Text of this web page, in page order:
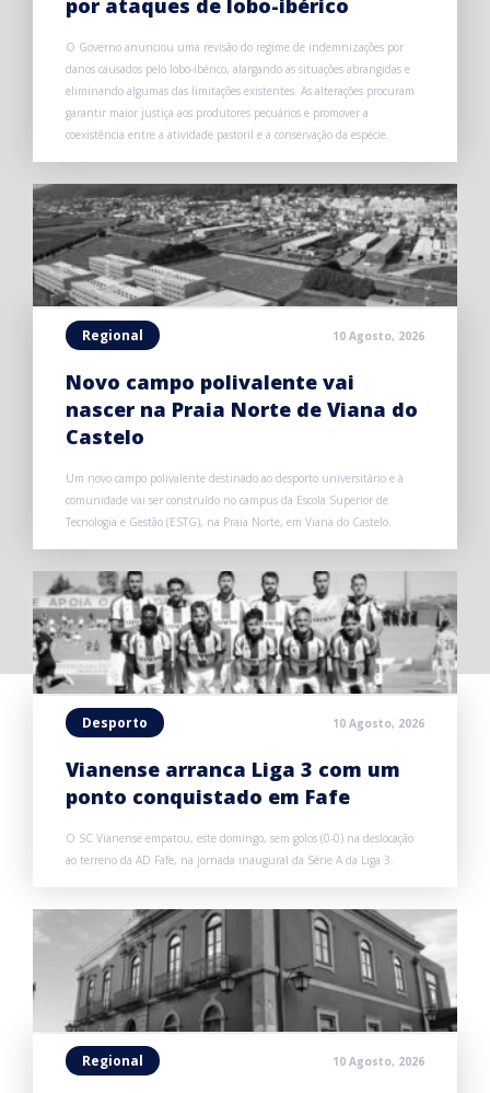
por ataques de lobo-ibérico
O Governo anunciou uma revisão do regime de indemnizações por
danos causados pelo lobo-ibérico, alargando as situações abrangidas e
eliminando algumas das limitações existentes. As alterações procuram
garantir maior justiça aos produtores pecuários e promover a
coexistência entre a atividade pastoril e a conservação da espécie.
Regional 10 Agosto, 2026
Novo campo polivalente vai
nascer na Praia Norte de Viana do
Castelo
Um novo campo polivalente destinado ao desporto universitário e à
comunidade vai ser construído no campus da Escola Superior de
Tecnologia e Gestão (ESTG), na Praia Norte, em Viana do Castelo.
Desporto 10 Agosto, 2026
Vianense arranca Liga 3 com um
ponto conquistado em Fafe
O SC Vianense empatou, este domingo, sem golos (0-0) na deslocação
ao terreno da AD Fafe, na jornada inaugural da Série A da Liga 3.
Regional 10 Agosto, 2026